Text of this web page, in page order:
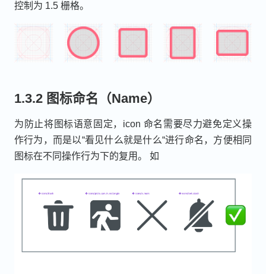
控制为 1.5 栅格。
1.3.2 图标命名（Name）
为防止将图标语意固定，icon 命名需要尽力避免定义操
作行为，而是以“看见什么就是什么“进行命名，方便相同
图标在不同操作行为下的复用。 如